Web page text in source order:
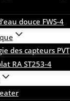
douce FWS-4
des capteurs PVT
RA ST253-4